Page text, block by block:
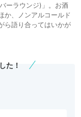
ーラウンジ)」。お酒
か、ノンアルコールド
ら語り合ってはいかが
た！